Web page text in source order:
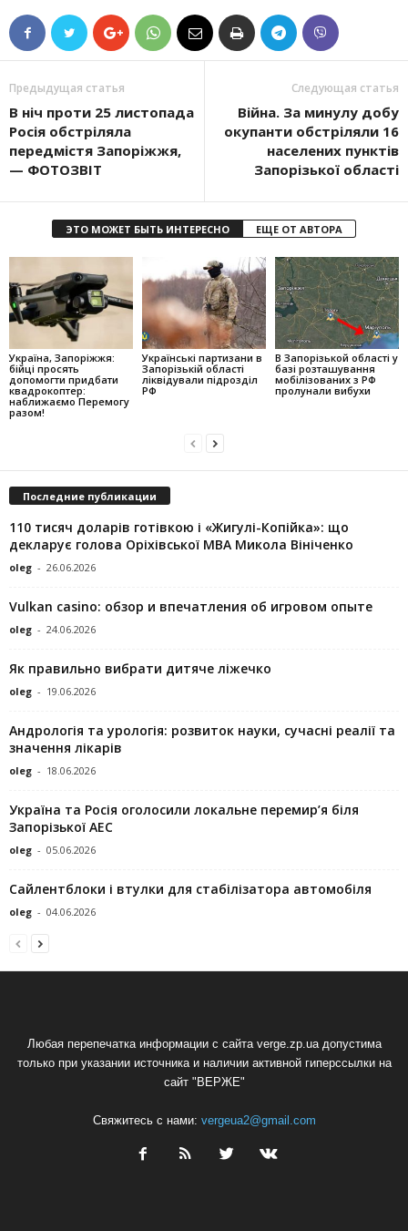
Предыдущая статья
В ніч проти 25 листопада
Росія обстріляла
передмістя Запоріжжя,
— ФОТОЗВІТ
Следующая статья
Війна. За минулу добу
окупанти обстріляли 16
населених пунктів
Запорізької області
ЭТО МОЖЕТ БЫТЬ ИНТЕРЕСНО ЕЩЕ ОТ АВТОРА
Україна, Запоріжжя:
бійці просять
допомогти придбати
квадрокоптер:
наближаємо Перемогу
разом!
Українські партизани в
Запорізькій області
ліквідували підрозділ
РФ
В Запорізькой області у
базі розташування
мобілізованих з РФ
пролунали вибухи
Последние публикации
110 тисяч доларів готівкою і «Жигулі-Копійка»: що
декларує голова Оріхівської МВА Микола Вініченко
oleg - 26.06.2026
Vulkan casino: обзор и впечатления об игровом опыте
oleg - 24.06.2026
Як правильно вибрати дитяче ліжечко
oleg - 19.06.2026
Андрологія та урологія: розвиток науки, сучасні реалії та
значення лікарів
oleg - 18.06.2026
Україна та Росія оголосили локальне перемир’я біля
Запорізької АЕС
oleg - 05.06.2026
Сайлентблоки і втулки для стабілізатора автомобіля
oleg - 04.06.2026
Любая перепечатка информации с сайта verge.zp.ua допустима
только при указании источника и наличии активной гиперссылки на
сайт "ВЕРЖЕ"
Свяжитесь с нами: vergeua2@gmail.com